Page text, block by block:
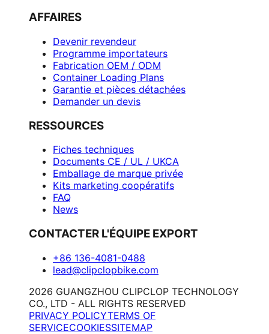
AFFAIRES
Devenir revendeur
Programme importateurs
Fabrication OEM / ODM
Container Loading Plans
Garantie et pièces détachées
Demander un devis
RESSOURCES
Fiches techniques
Documents CE / UL / UKCA
Emballage de marque privée
Kits marketing coopératifs
FAQ
News
CONTACTER L'ÉQUIPE EXPORT
+86 136-4081-0488
lead@clipclopbike.com
2026 GUANGZHOU CLIPCLOP TECHNOLOGY
CO., LTD - ALL RIGHTS RESERVED
PRIVACY POLICYTERMS OF
SERVICECOOKIESSITEMAP